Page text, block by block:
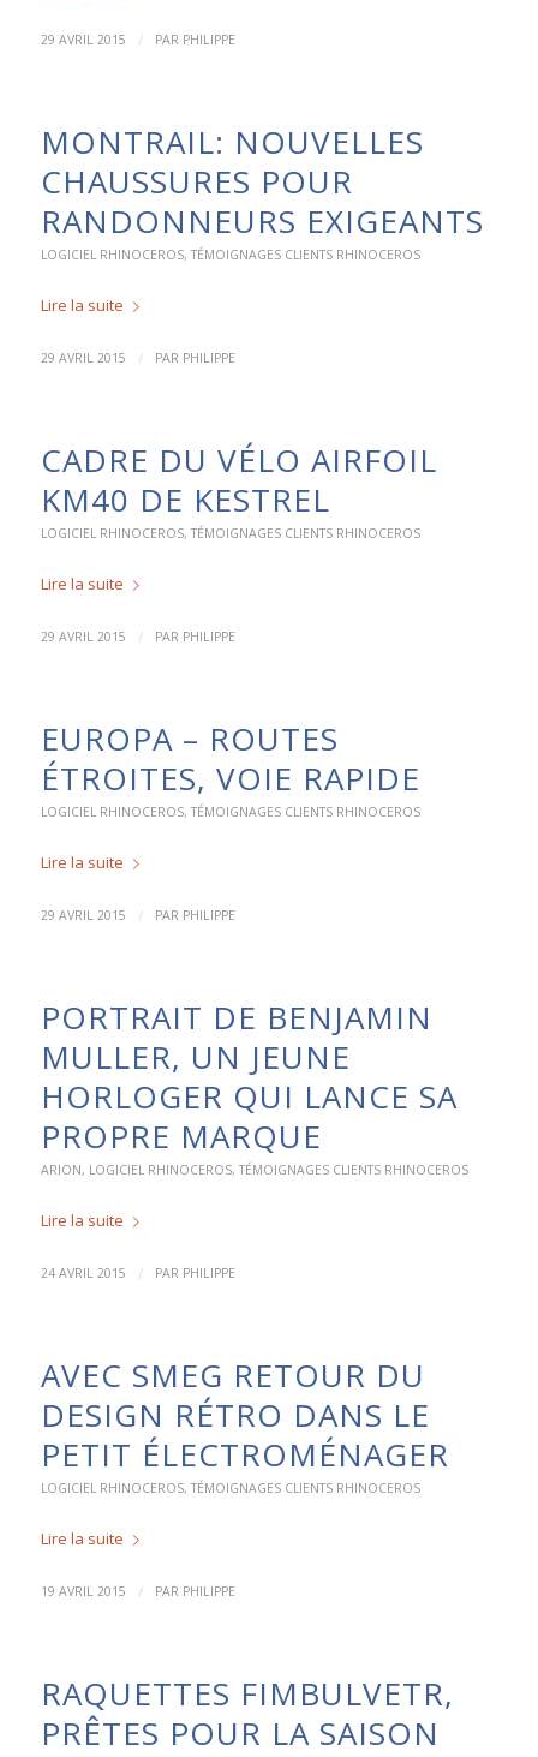
29 AVRIL 2015 / PAR PHILIPPE
MONTRAIL: NOUVELLES
CHAUSSURES POUR
RANDONNEURS EXIGEANTS
LOGICIEL RHINOCEROS, TÉMOIGNAGES CLIENTS RHINOCEROS
Lire la suite
29 AVRIL 2015 / PAR PHILIPPE
CADRE DU VÉLO AIRFOIL
KM40 DE KESTREL
LOGICIEL RHINOCEROS, TÉMOIGNAGES CLIENTS RHINOCEROS
Lire la suite
29 AVRIL 2015 / PAR PHILIPPE
EUROPA – ROUTES
ÉTROITES, VOIE RAPIDE
LOGICIEL RHINOCEROS, TÉMOIGNAGES CLIENTS RHINOCEROS
Lire la suite
29 AVRIL 2015 / PAR PHILIPPE
PORTRAIT DE BENJAMIN
MULLER, UN JEUNE
HORLOGER QUI LANCE SA
PROPRE MARQUE
ARION, LOGICIEL RHINOCEROS, TÉMOIGNAGES CLIENTS RHINOCEROS
Lire la suite
24 AVRIL 2015 / PAR PHILIPPE
AVEC SMEG RETOUR DU
DESIGN RÉTRO DANS LE
PETIT ÉLECTROMÉNAGER
LOGICIEL RHINOCEROS, TÉMOIGNAGES CLIENTS RHINOCEROS
Lire la suite
19 AVRIL 2015 / PAR PHILIPPE
RAQUETTES FIMBULVETR,
PRÊTES POUR LA SAISON